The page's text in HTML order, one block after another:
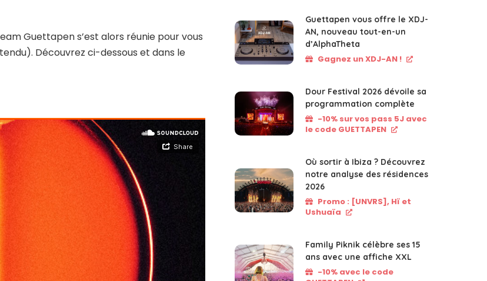
Guettapen s’est alors réunie pour vous
Découvrez ci-dessous et dans le
Guettapen vous offre le XDJ-
AN, nouveau tout-en-un
d’AlphaTheta
Gagnez un XDJ-AN !
Dour Festival 2026 dévoile sa
programmation complète
-10% sur vos pass 5J avec
le code GUETTAPEN
Où sortir à Ibiza ? Découvrez
notre analyse des résidences
2026
Promo : [UNVRS], Hï et
Ushuaïa
Family Piknik célèbre ses 15
ans avec une affiche XXL
-10% avec le code